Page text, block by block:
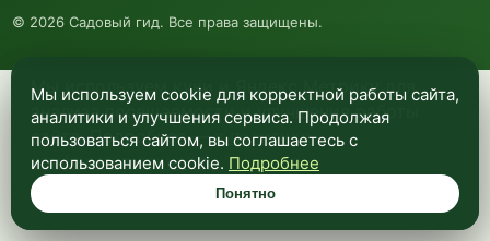
Мы используем куки и Яндекс Метрику для
анализа посещаемости и улучшения работы
сайта. Подробнее —в политике
конфиденциальности.
Понятно
© 2026 Садовый гид. Все права защищены.
Мы используем cookie для корректной работы сайта,
аналитики и улучшения сервиса. Продолжая
пользоваться сайтом, вы соглашаетесь с
использованием cookie. Подробнее
Понятно